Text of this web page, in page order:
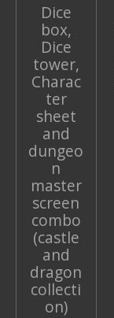
Dice
box,
Dice
tower,
Charac
ter
sheet
and
dungeo
n
master
screen
combo
(castle
and
dragon
collecti
on)